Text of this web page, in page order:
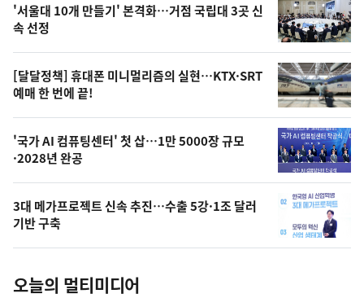
늘
의
영
상
오
의
사
진
'서울대 10개 만들기' 본격화…거점 국립대 3곳 신
속 선정
[달달정책] 휴대폰 미니멀리즘의 실현…KTX·SRT
예매 한 번에 끝!
'국가 AI 컴퓨팅센터' 첫 삽…1만 5000장 규모
·2028년 완공
3대 메가프로젝트 신속 추진…수출 5강·1조 달러
기반 구축
오늘의 멀티미디어